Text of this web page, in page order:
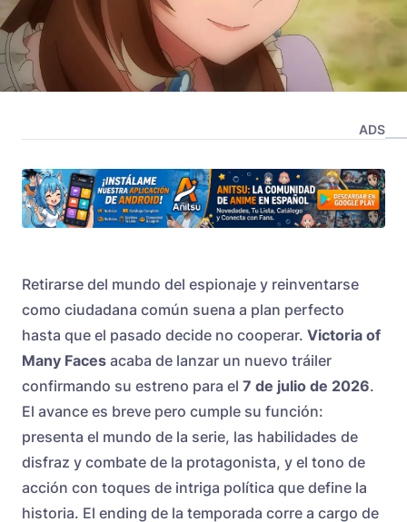
ADS
Retirarse del mundo del espionaje y reinventarse
como ciudadana común suena a plan perfecto
hasta que el pasado decide no cooperar. Victoria of
Many Faces acaba de lanzar un nuevo tráiler
confirmando su estreno para el 7 de julio de 2026.
El avance es breve pero cumple su función:
presenta el mundo de la serie, las habilidades de
disfraz y combate de la protagonista, y el tono de
acción con toques de intriga política que define la
historia. El ending de la temporada corre a cargo de